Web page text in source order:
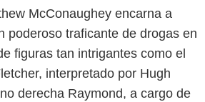
McConaughey encarna a
poderoso traficante de drogas en
figuras tan intrigantes como el
interpretado por Hugh
derecha Raymond, a cargo de